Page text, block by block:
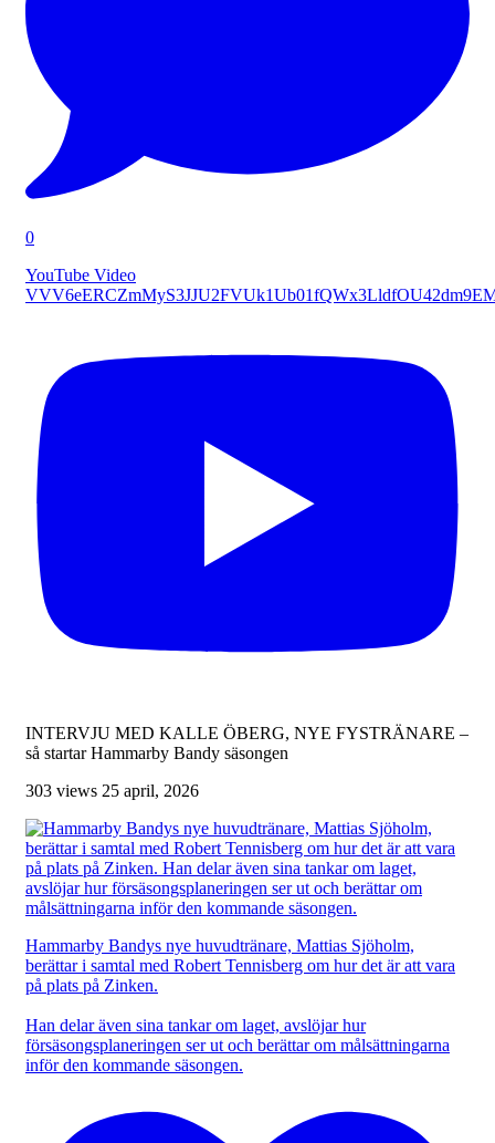
0
YouTube Video
INTERVJU MED KALLE ÖBERG, NYE FYSTRÄNARE –
så startar Hammarby Bandy säsongen
303 views 25 april, 2026
Hammarby Bandys nye huvudtränare, Mattias Sjöholm,
berättar i samtal med Robert Tennisberg om hur det är att vara
på plats på Zinken.
Han delar även sina tankar om laget, avslöjar hur
försäsongsplaneringen ser ut och berättar om målsättningarna
inför den kommande säsongen.